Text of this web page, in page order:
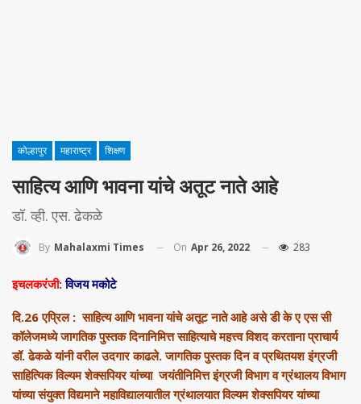
कोल्हापुर महाराष्ट्र शिक्षण
साहित्य आणि भावना यांचे अतूट नाते आहे
डॉ. व्ही. एस. ढेकळे
By Mahalaxmi Times On Apr 26, 2022 283
इचलकरंजी:विजय मकोटे
दि.26 एप्रिल : साहित्य आणि भावना यांचे अतूट नाते आहे असे डी के ए एस सी
कॉलेजमध्ये जागतिक पुस्तक दिनानिमित्त साहित्याचे महत्त्व विशद करताना प्राचार्य
डॉ. ढेकळे यांनी वरील उदगार काढले. जागतिक पुस्तक दिन व प्रथितयश इंग्रजी
साहित्यिक विल्यम शेक्सपियर यांच्या जयंतीनिमित्त इंग्रजी विभाग व ग्रंथालय विभाग
यांच्या संयुक्त विद्यमाने महाविद्यालयातील ग्रंथालयात विल्यम शेक्सपियर यांच्या